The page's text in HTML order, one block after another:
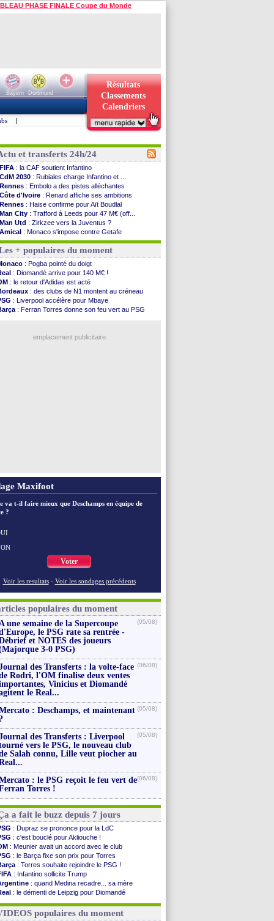
PHASE FINALE Coupe du Monde
Bayern Dortmund
Résultats
Classements
Calendriers
|
et transferts 24h/24
FIFA : la CAF soutient Infantino
CdM 2030 : Rubiales charge Infantino et ...
Rennes : Embolo a des pistes alléchantes
Côte d'Ivoire : Renard affiche ses ambitions
Rennes : Haise confirme pour Aït Boudlal
Man City : Trafford à Leeds pour 47 M€ (off...
Man Utd : Zirkzee vers la Juventus ?
Amical : Monaco s'impose contre Getafe
Nantes: Der Zakarian et sa relation avec Kita
OM: le club prêt à libérer Kondogbia ?
Monaco: le message touchant d'Akliouche
FIFA: Tebas en remet une couche
FIFA : l'UEFA maintient la pression
PSG: Tebas encense Luis Enrique
Real: Vinicius jusqu'en 2032 (officiel)
Lyon: Mangala va rejoindre Getafe
OM: une offre refusée pour Aguerd
: Akliouche a signé (officiel)
+ populaires du moment
: Pogba pointé du doigt
: Diomandé arrive pour 140 M€ !
: le retour d'Adidas est acté
: des clubs de N1 montent au créneau
: Liverpool accélère pour Mbaye
: Ferran Torres donne son feu vert au PSG
emplacement publicitaire
Maxifoot
va t-il faire mieux que Deschamps en équipe de
?
Voter
Voir les resultats - Voir les sondages précédents
populaires du moment
une semaine de la Supercoupe
le PSG rate sa rentrée -
et NOTES des joueurs
3-0 PSG)
(05/08)
des Transferts : la volte-face
Rodri, l'OM finalise deux ventes
Vinicius et Diomandé
le Real...
(06/08)
: Deschamps, et maintenant (05/08)
des Transferts : Liverpool
vers le PSG, le nouveau club
Salah connu, Lille veut piocher au
(05/08)
: le PSG reçoit le feu vert de
Torres !
(06/08)
a fait le buzz depuis 7 jours
: Dupraz se prononce pour la LdC
: c'est bouclé pour Akliouche !
: Meunier avait un accord avec le club
: le Barça fixe son prix pour Torres
: Torres souhaite rejoindre le PSG !
: Infantino sollicite Trump
: quand Medina recadre... sa mère
: le démenti de Leipzig pour Diomandé
: le conseiller d'Infantino démissionne !
populaires du moment